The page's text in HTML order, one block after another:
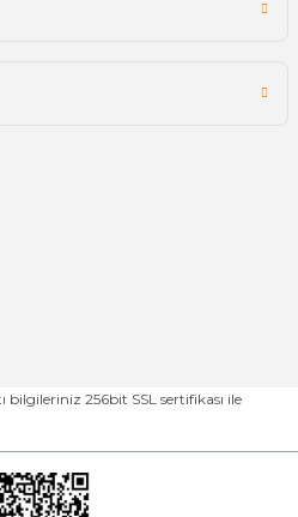
bilgileriniz 256bit SSL sertifikası ile